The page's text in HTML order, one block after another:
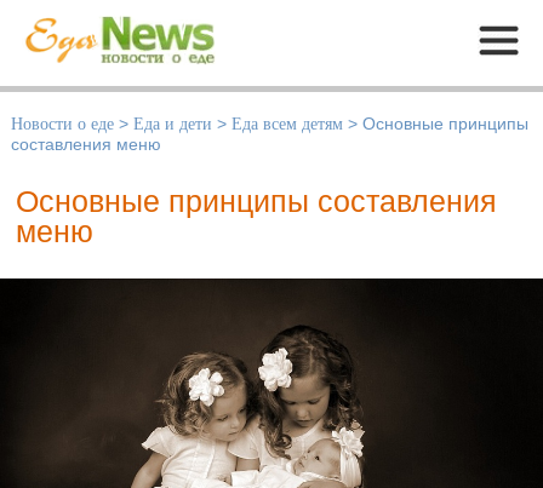
Меню
Новости о еде > Еда и дети > Еда всем детям > Основные принципы
составления меню
Основные принципы составления
меню